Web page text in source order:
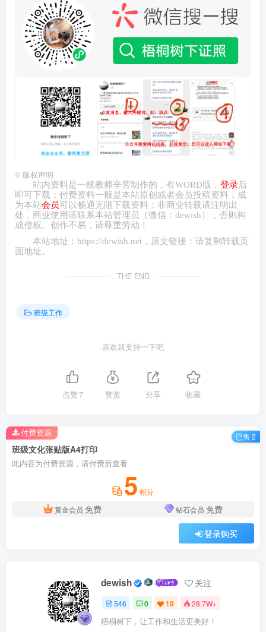
© 版权声明
站内资料是一线教师辛苦制作的，有WORD版， 登录后
即可下载；付费资料一般是本站原创或者会员投稿资料；成
为本站会员可以畅通无阻下载资料；非商业转载请注明出
处，商业使用请联系本站管理员（微信： dewish ），否则构
成侵权。创作不易，请尊重劳动！
本站地址： https://dewish.net ，原文链接：请复制转载页
面地址。
THE END
班级工作
喜欢就支持一下吧
点赞7 赞赏 分享 收藏
班级文化张贴版A4打印
此内容为付费资源，请付费后查看
5 积分
黄金会员 免费 钻石会员 免费
登录购买
付费资源 已售 2
dewish 关注
546 0 19 28.7W+
梧桐树下，让工作和生活更美好！